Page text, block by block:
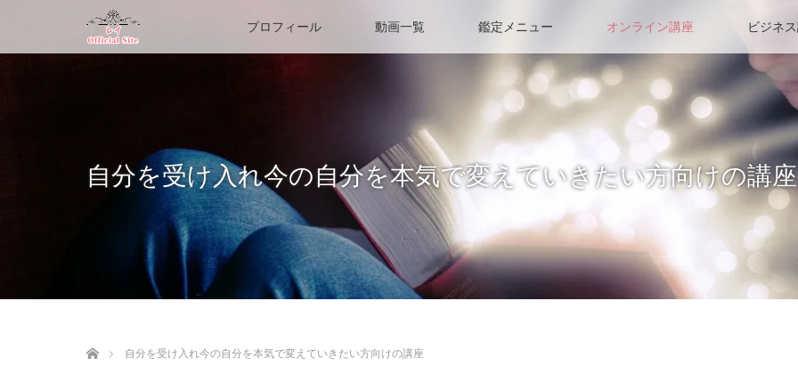
プロフィール 動画一覧 鑑定メニュー オンライン講座 ビジネ
自分を受け入れ今の自分を本気で変えていきたい方向けの講座
自分を受け入れ今の自分を本気で変えていきたい方向けの講座